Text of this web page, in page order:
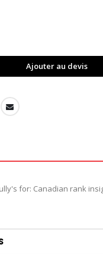
Ajouter au devis
for: Canadian rank